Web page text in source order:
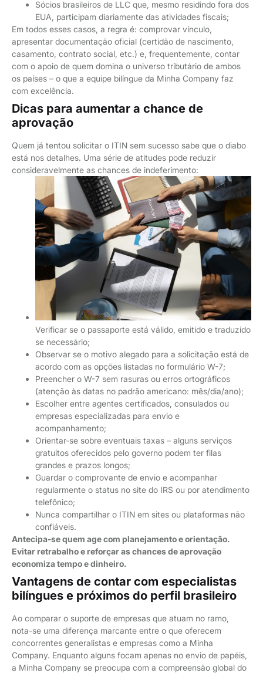
Sócios brasileiros de LLC que, mesmo residindo fora dos
EUA, participam diariamente das atividades fiscais;
Em todos esses casos, a regra é: comprovar vínculo,
apresentar documentação oficial (certidão de nascimento,
casamento, contrato social, etc.) e, frequentemente, contar
com o apoio de quem domina o universo tributário de ambos
os países – o que a equipe bilíngue da Minha Company faz
com excelência.
Dicas para aumentar a chance de
aprovação
Quem já tentou solicitar o ITIN sem sucesso sabe que o diabo
está nos detalhes. Uma série de atitudes pode reduzir
consideravelmente as chances de indeferimento:
Verificar se o passaporte está válido, emitido e traduzido
se necessário;
Observar se o motivo alegado para a solicitação está de
acordo com as opções listadas no formulário W-7;
Preencher o W-7 sem rasuras ou erros ortográficos
(atenção às datas no padrão americano: mês/dia/ano);
Escolher entre agentes certificados, consulados ou
empresas especializadas para envio e
acompanhamento;
Orientar-se sobre eventuais taxas – alguns serviços
gratuitos oferecidos pelo governo podem ter filas
grandes e prazos longos;
Guardar o comprovante de envio e acompanhar
regularmente o status no site do IRS ou por atendimento
telefônico;
Nunca compartilhar o ITIN em sites ou plataformas não
confiáveis.
Antecipa-se quem age com planejamento e orientação.
Evitar retrabalho e reforçar as chances de aprovação
economiza tempo e dinheiro.
Vantagens de contar com especialistas
bilíngues e próximos do perfil brasileiro
Ao comparar o suporte de empresas que atuam no ramo,
nota-se uma diferença marcante entre o que oferecem
concorrentes generalistas e empresas como a Minha
Company. Enquanto alguns focam apenas no envio de papéis,
a Minha Company se preocupa com a compreensão global do